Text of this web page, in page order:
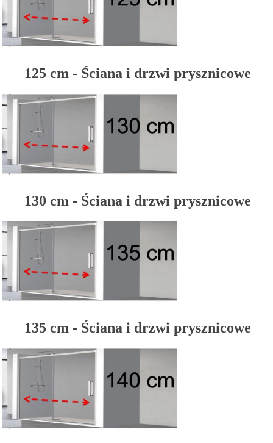
125 cm - Ściana i drzwi prysznicowe
130 cm - Ściana i drzwi prysznicowe
135 cm - Ściana i drzwi prysznicowe